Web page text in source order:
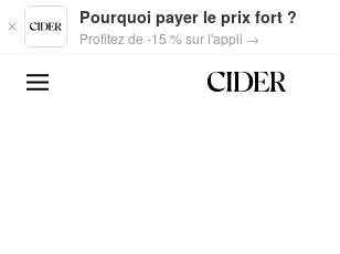
Skip to main content
Pourquoi payer le prix fort ?
Profitez de -15 % sur l'appli →